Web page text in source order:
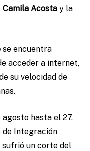
Camila Acosta y la
se encuentra
acceder a internet,
su velocidad de
agosto hasta el 27,
de Integración
sufrió un corte del